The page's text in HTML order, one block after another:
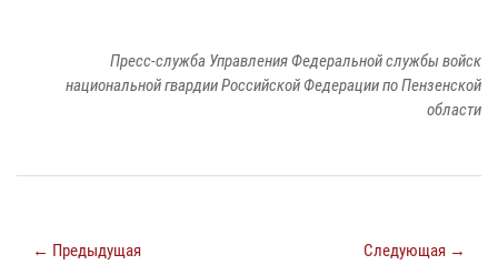
Пресс-служба Управления Федеральной службы войск
национальной гвардии Российской Федерации по Пензенской
области
← Предыдущая Следующая →